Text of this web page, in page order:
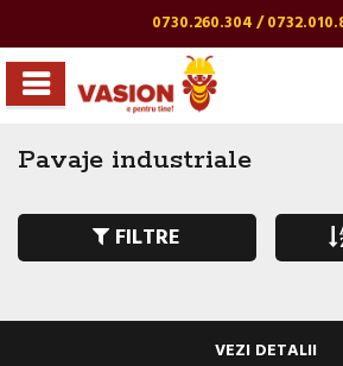
0730.260.304 /
Pavaje industriale
FILTRE
VEZI DETALII